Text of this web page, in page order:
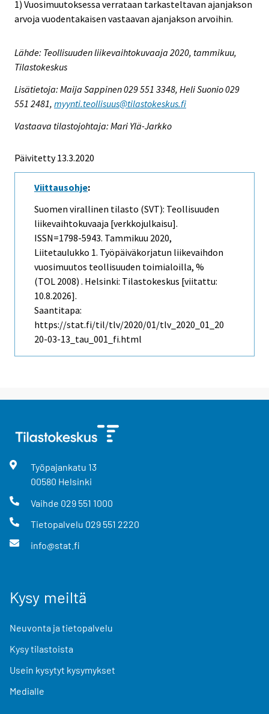
1) Vuosimuutoksessa verrataan tarkasteltavan ajanjakson
arvoja vuodentakaisen vastaavan ajanjakson arvoihin.
Lähde: Teollisuuden liikevaihtokuvaaja 2020, tammikuu,
Tilastokeskus
Lisätietoja: Maija Sappinen 029 551 3348, Heli Suonio 029
551 2481, myynti.teollisuus@tilastokeskus.fi
Vastaava tilastojohtaja: Mari Ylä-Jarkko
Päivitetty 13.3.2020
Viittausohje:
Suomen virallinen tilasto (SVT): Teollisuuden
liikevaihtokuvaaja [verkkojulkaisu].
ISSN=1798-5943. Tammikuu 2020,
Liitetaulukko 1. Työpäiväkorjatun liikevaihdon
vuosimuutos teollisuuden toimialoilla, %
(TOL 2008) . Helsinki: Tilastokeskus [viitattu:
10.8.2026].
Saantitapa:
https://stat.fi/til/tlv/2020/01/tlv_2020_01_20
20-03-13_tau_001_fi.html
Työpajankatu 13
00580 Helsinki
Vaihde 029 551 1000
Tietopalvelu 029 551 2220
info@stat.fi
Kysy meiltä
Neuvonta ja tietopalvelu
Kysy tilastoista
Usein kysytyt kysymykset
Medialle